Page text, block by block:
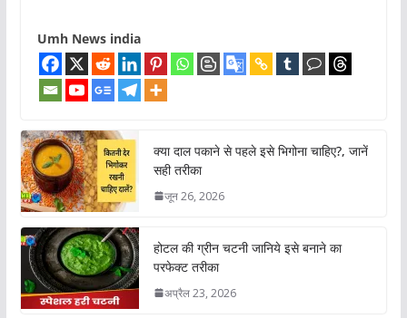
Umh News india
क्या दाल पकाने से पहले इसे भिगोना चाहिए?, जानें
सही तरीका
जून 26, 2026
होटल की ग्रीन चटनी जानिये इसे बनाने का
परफेक्ट तरीका
अप्रैल 23, 2026